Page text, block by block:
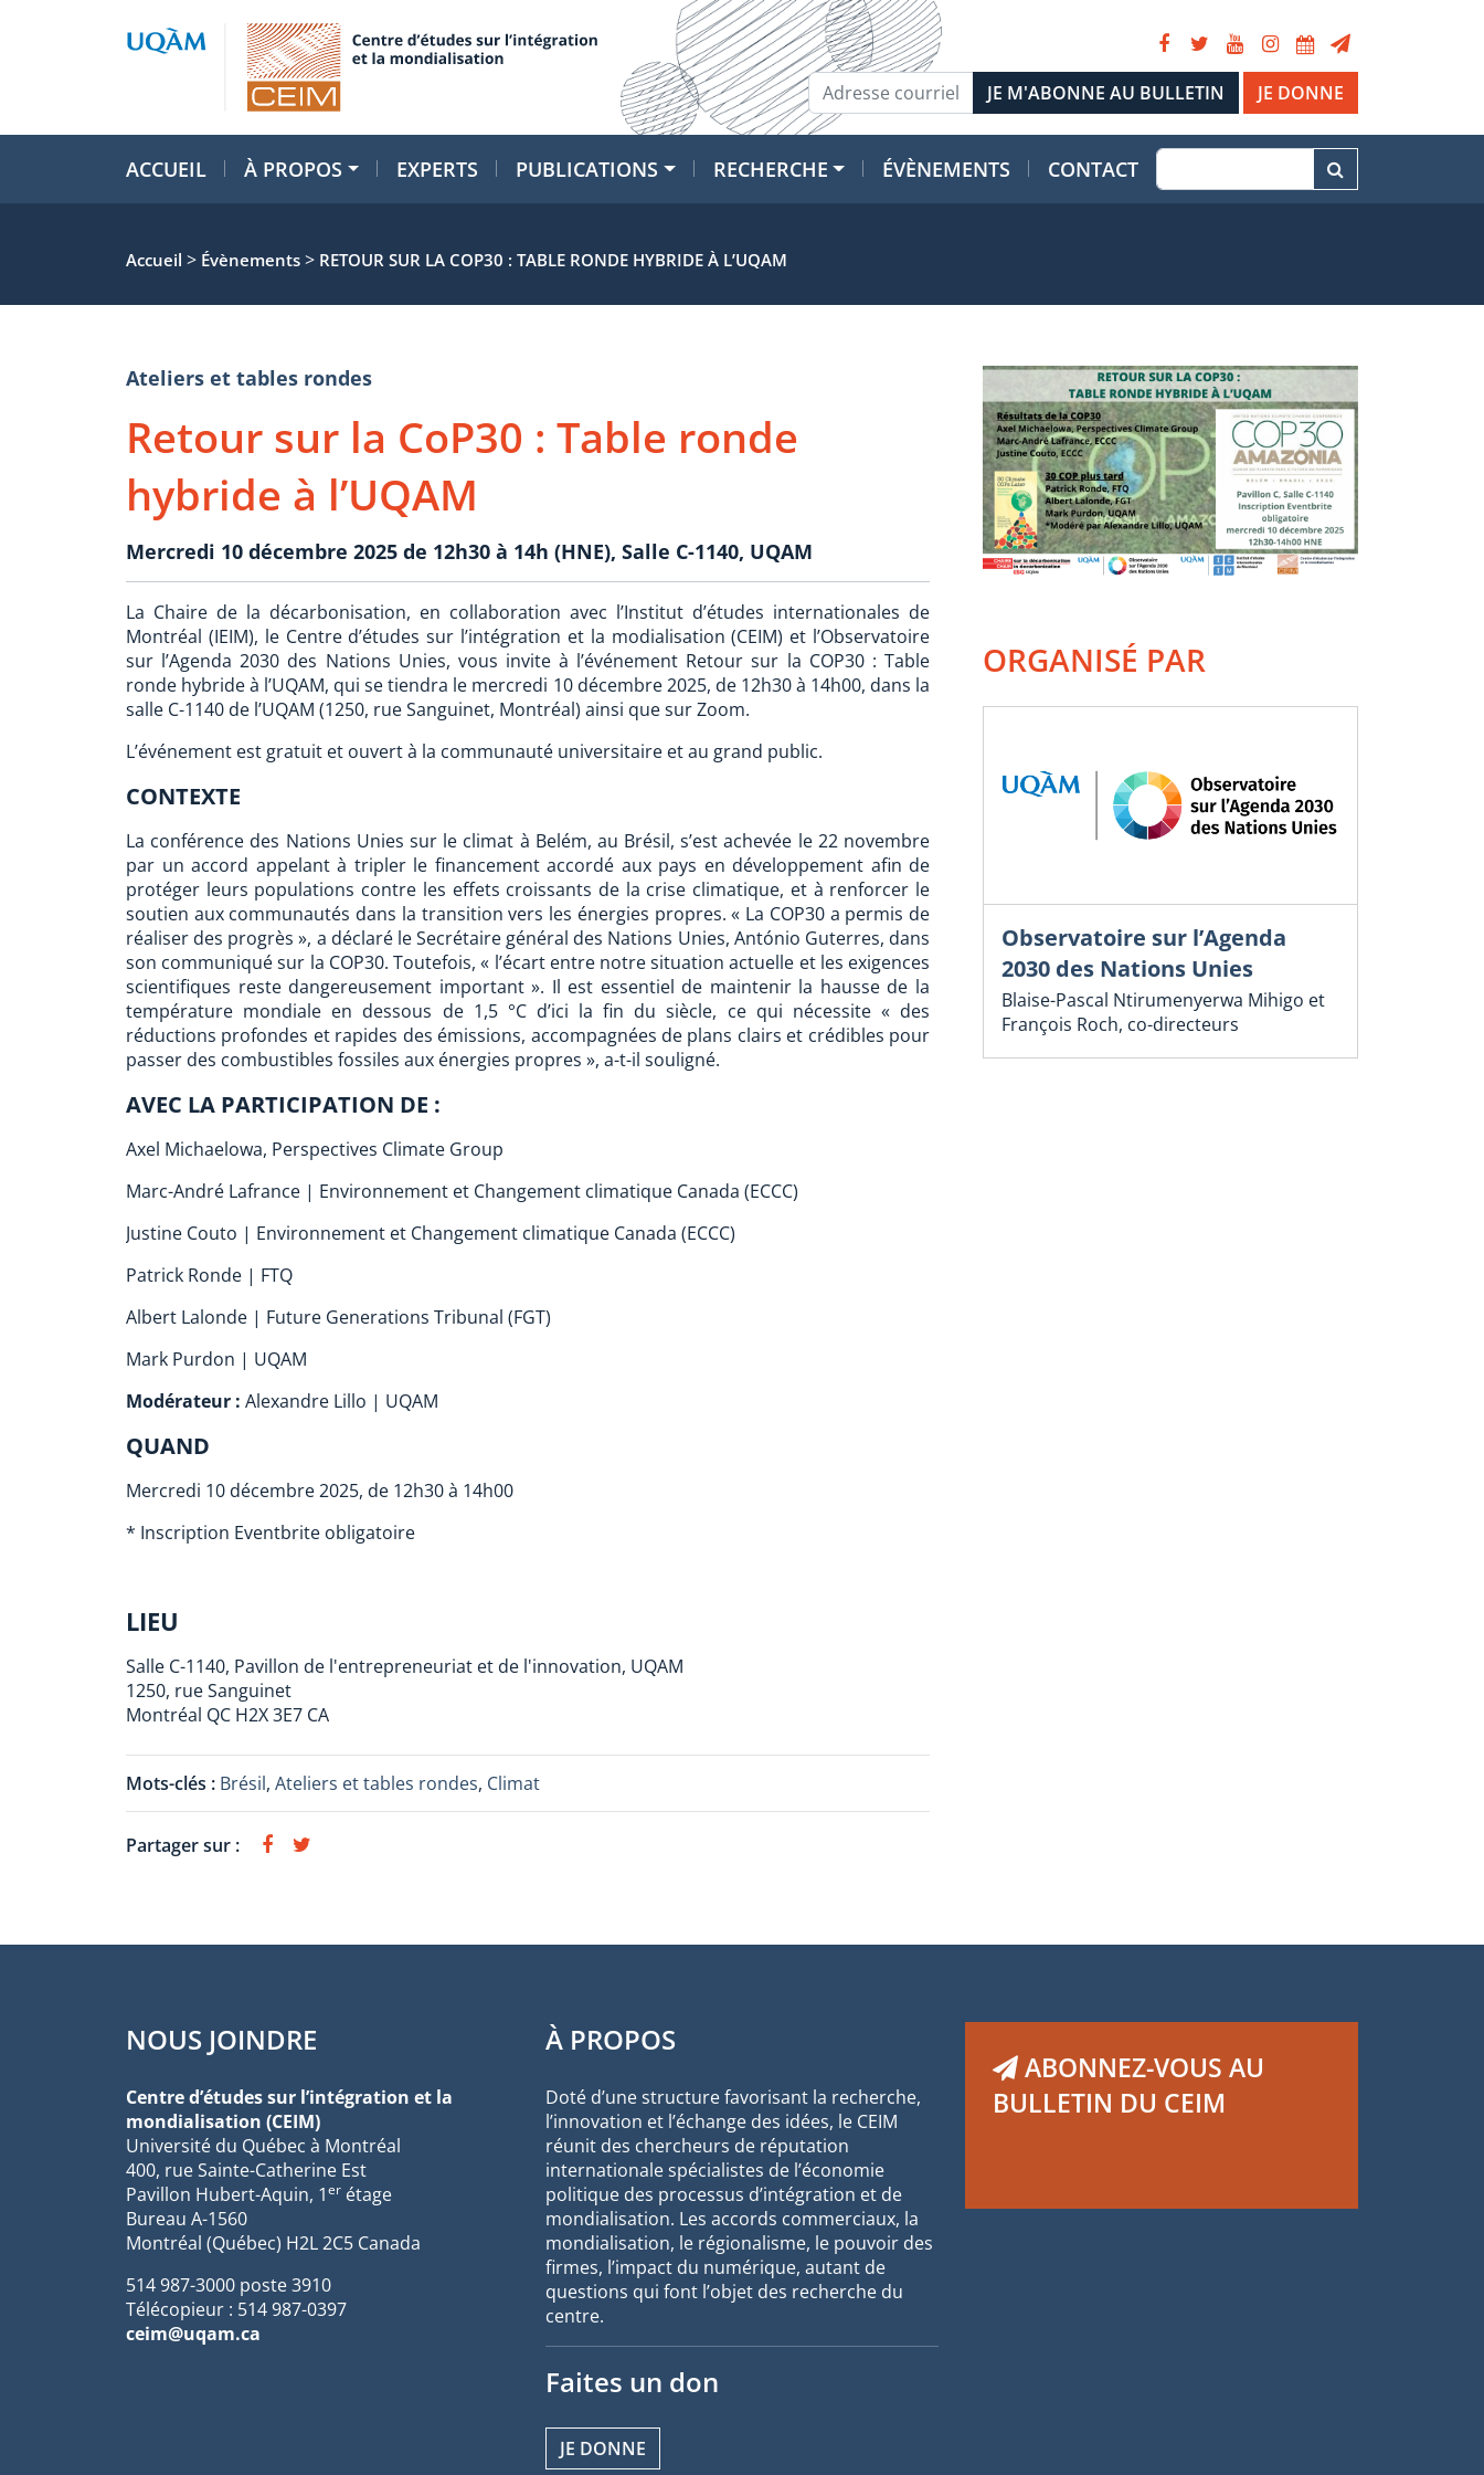
JE DONNE
ACCUEIL À PROPOS EXPERTS PUBLICATIONS RECHERCHE ÉVÈNEMENTS CONTACT
Accueil > Évènements > RETOUR SUR LA COP30 : TABLE RONDE HYBRIDE À L’UQAM
Ateliers et tables rondes
Retour sur la CoP30 : Table ronde
hybride à l’UQAM
Mercredi 10 décembre 2025 de 12h30 à 14h (HNE), Salle C-1140, UQAM
La Chaire de la décarbonisation, en collaboration avec l’Institut d’études internationales de
Montréal (IEIM), le Centre d’études sur l’intégration et la modialisation (CEIM) et l’Observatoire
sur l’Agenda 2030 des Nations Unies, vous invite à l’événement Retour sur la COP30 : Table
ronde hybride à l’UQAM, qui se tiendra le mercredi 10 décembre 2025, de 12h30 à 14h00, dans la
salle C-1140 de l’UQAM (1250, rue Sanguinet, Montréal) ainsi que sur Zoom.
L’événement est gratuit et ouvert à la communauté universitaire et au grand public.
CONTEXTE
La conférence des Nations Unies sur le climat à Belém, au Brésil, s’est achevée le 22 novembre
par un accord appelant à tripler le financement accordé aux pays en développement afin de
protéger leurs populations contre les effets croissants de la crise climatique, et à renforcer le
soutien aux communautés dans la transition vers les énergies propres. « La COP30 a permis de
réaliser des progrès », a déclaré le Secrétaire général des Nations Unies, António Guterres, dans
son communiqué sur la COP30. Toutefois, « l’écart entre notre situation actuelle et les exigences
scientifiques reste dangereusement important ». Il est essentiel de maintenir la hausse de la
température mondiale en dessous de 1,5 °C d’ici la fin du siècle, ce qui nécessite « des
réductions profondes et rapides des émissions, accompagnées de plans clairs et crédibles pour
passer des combustibles fossiles aux énergies propres », a-t-il souligné.
AVEC LA PARTICIPATION DE :
Axel Michaelowa, Perspectives Climate Group
Marc-André Lafrance | Environnement et Changement climatique Canada (ECCC)
Justine Couto | Environnement et Changement climatique Canada (ECCC)
Patrick Ronde | FTQ
Albert Lalonde | Future Generations Tribunal (FGT)
Mark Purdon | UQAM
Modérateur : Alexandre Lillo | UQAM
QUAND
Mercredi 10 décembre 2025, de 12h30 à 14h00
* Inscription Eventbrite obligatoire
LIEU
Salle C-1140, Pavillon de l'entrepreneuriat et de l'innovation, UQAM
1250, rue Sanguinet
Montréal QC H2X 3E7 CA
Mots-clés : Brésil, Ateliers et tables rondes, Climat
Partager sur :
ORGANISÉ PAR
Observatoire sur l’Agenda
2030 des Nations Unies
Blaise-Pascal Ntirumenyerwa Mihigo et
François Roch, co-directeurs
NOUS JOINDRE
Centre d’études sur l’intégration et la
mondialisation (CEIM)
Université du Québec à Montréal
400, rue Sainte-Catherine Est
Pavillon Hubert-Aquin, 1er étage
Bureau A-1560
Montréal (Québec) H2L 2C5 Canada
514 987-3000 poste 3910
Télécopieur : 514 987-0397
ceim@uqam.ca
À PROPOS
Doté d’une structure favorisant la recherche,
l’innovation et l’échange des idées, le CEIM
réunit des chercheurs de réputation
internationale spécialistes de l’économie
politique des processus d’intégration et de
mondialisation. Les accords commerciaux, la
mondialisation, le régionalisme, le pouvoir des
firmes, l’impact du numérique, autant de
questions qui font l’objet des recherche du
centre.
Faites un don
JE DONNE
ABONNEZ-VOUS AU
BULLETIN DU CEIM